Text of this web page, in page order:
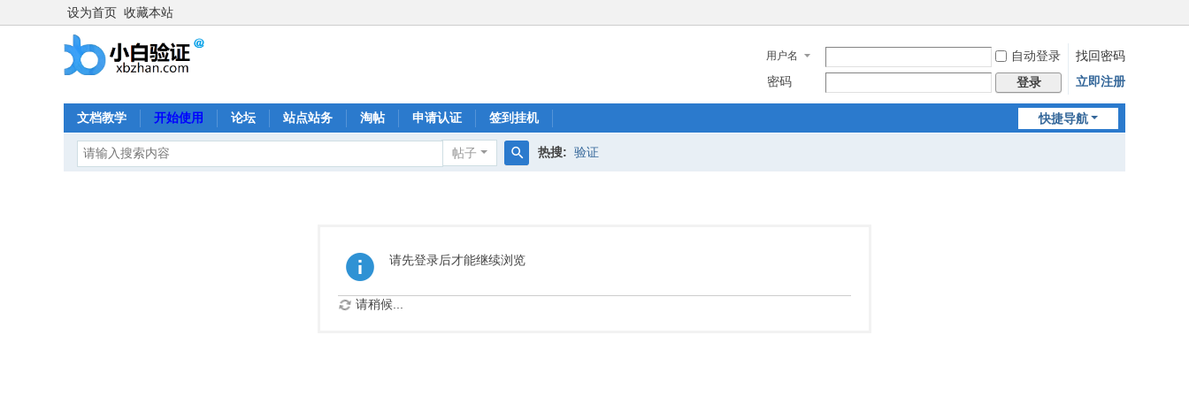
设为首页 收藏本站
用户名 自动登录
找回密码
密码
登录 立即注册
快捷导航
文档教学 开始使用 论坛 站点站务 淘帖 申请认证 签到挂机
帖子 热搜: 验证
请先登录后才能继续浏览
请稍候...